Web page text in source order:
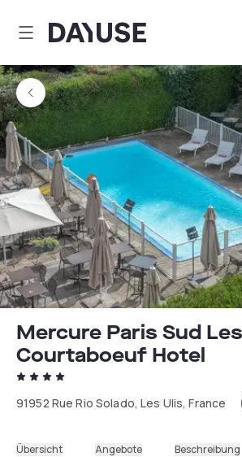
Dayuse
Mercure Paris Sud
Courtaboeuf Hotel
91952 Rue Rio Solado, Les Ulis, France
Übersicht Angebote Beschreibung